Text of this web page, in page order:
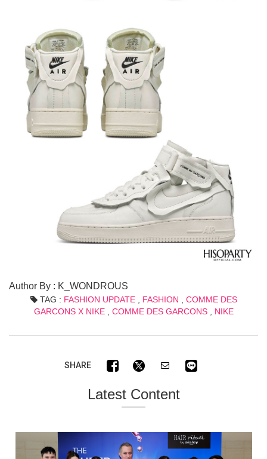
Author By : K_WONDROUS
TAG : FASHION UPDATE, FASHION
COMME DES
GARCONS X NIKE, COMME DES GARCONS, NIKE
SHARE
Latest Content